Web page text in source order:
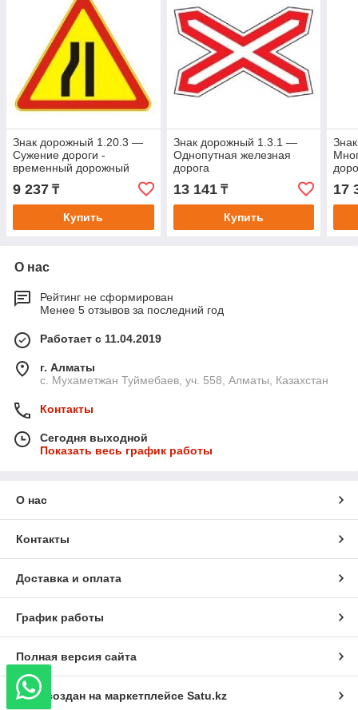
Знак дорожный 1.20.3 —
Сужение дороги -
временный дорожный
знак на желтом фоне
9 237 ₸
Купить
Знак дорожный 1.3.1 —
Однопутная железная
дорога
13 141₸
Купить
17
О нас
Рейтинг не сформирован
Менее 5 отзывов за последний год
Работает с 11.04.2019
г. Алматы
с. Мухаметжан Туймебаев, уч. 558, Алматы, Казахстан
Контакты
Сегодня выходной
Показать весь график работы
О нас
Контакты
Доставка и оплата
График работы
Полная версия сайта
Сайт создан на маркетплейсе Satu.kz